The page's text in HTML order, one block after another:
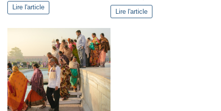
Lire l'article
Lire l'article